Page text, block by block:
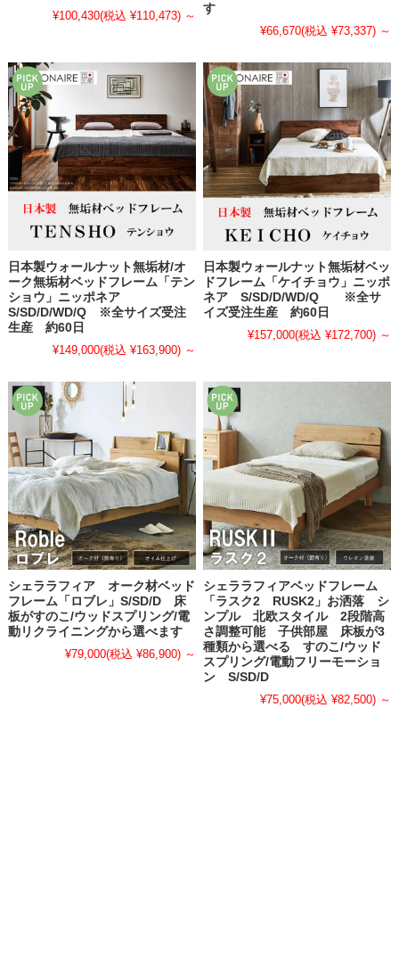
¥100,430(税込 ¥110,473) ～
す
¥66,670(税込 ¥73,337) ～
日本製ウォールナット無垢材/オ
ーク無垢材ベッドフレーム「テン
ショウ」ニッポネア
S/SD/D/WD/Q ※全サイズ受注
生産 約60日
¥149,000(税込 ¥163,900) ～
日本製ウォールナット無垢材ベッ
ドフレーム「ケイチョウ」ニッポ
ネア S/SD/D/WD/Q ※全サ
イズ受注生産 約60日
¥157,000(税込 ¥172,700) ～
シェララフィア オーク材ベッド
フレーム「ロブレ」S/SD/D 床
板がすのこ/ウッドスプリング/電
動リクライニングから選べます
¥79,000(税込 ¥86,900) ～
シェララフィアベッドフレーム
「ラスク2 RUSK2」お洒落 シ
ンプル 北欧スタイル 2段階高
さ調整可能 子供部屋 床板が3
種類から選べる すのこ/ウッド
スプリング/電動フリーモーショ
ン S/SD/D
¥75,000(税込 ¥82,500) ～